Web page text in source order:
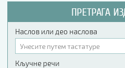
ПРЕТРАГА
Наслов или део наслова
Кључне речи